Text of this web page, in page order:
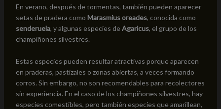
En verano, después de tormentas, también pueden aparecer
setas de pradera como Marasmius oreades, conocida como
senderuela, y algunas especies deAgaricus, el grupo de los
champiñones silvestres.
Estas especies pueden resultar atractivas porque aparecen
en praderas, pastizales o zonas abiertas, a veces formando
corros. Sin embargo, no son recomendables para recolectores
sin experiencia. En el caso de los champiñones silvestres, hay
especies comestibles, pero también especies que amarillean,